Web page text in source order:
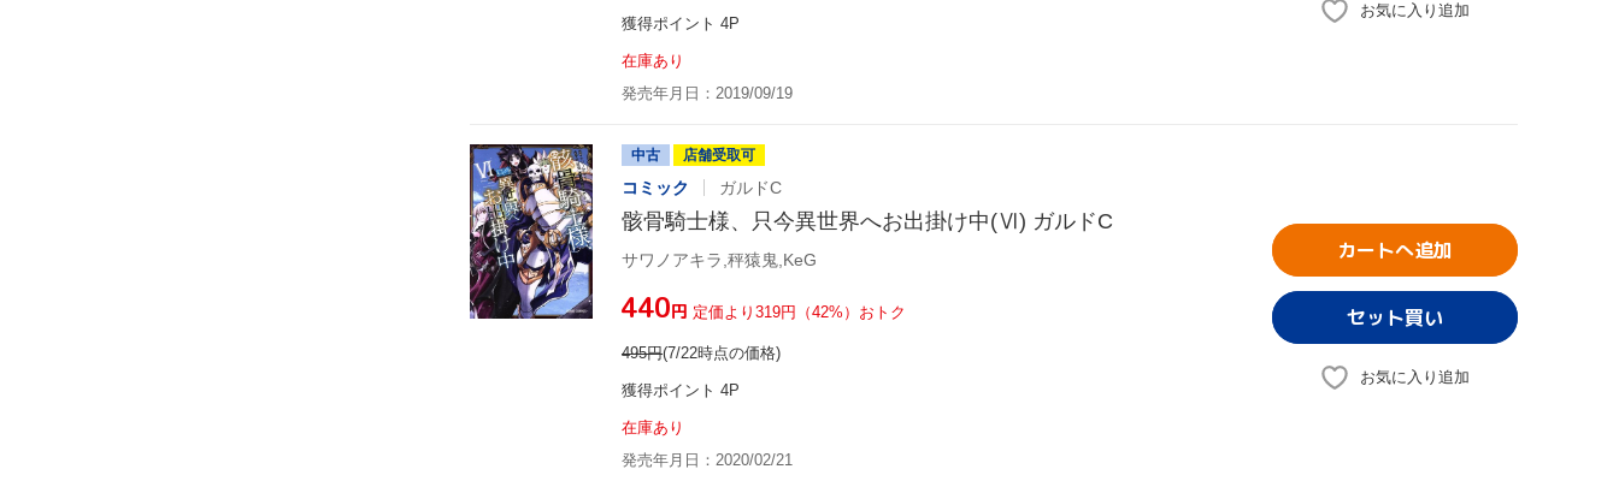
獲得ポイント 4P
在庫あり
発売年月日：2019/09/19
お気に入り追加
中古 店舗受取可
コミック ガルドC
骸骨騎士様、只今異世界へお出掛け中(Ⅵ) ガルドC
サワノアキラ,秤猿鬼,KeG
¥440円 定価より319円（42%）おトク
495円(7/22時点の価格)
獲得ポイント 4P
在庫あり
発売年月日：2020/02/21
カートへ追加
お気に入り追加